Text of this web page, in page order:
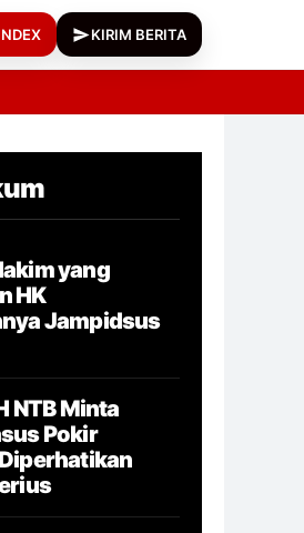
KIRIM BERITA
yang
HK
Jampidsus
NTB Minta
Pokir